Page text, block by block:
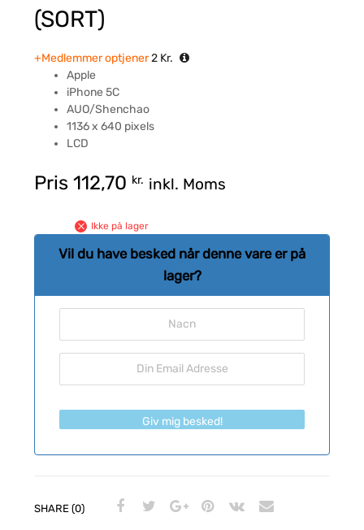
(SORT)
+Medlemmer optjener2 Kr.
Apple
iPhone 5C
AUO/Shenchao
1136 x 640 pixels
LCD
Pris 112,70 kr. inkl. Moms
Ikke på lager
Vil du have besked når denne vare er på
lager?
Giv mig besked!
SHARE (0)